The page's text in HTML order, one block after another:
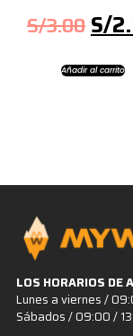
S/3.00S/
Añadir al carrito
LOS HORARIOS DE
Lunes a viernes /
Sábados / 09:00 /